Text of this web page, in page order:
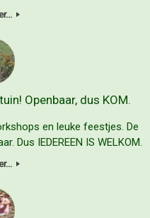
Openbaar, dus KOM.
en leuke feestjes. De
Dus IEDEREEN IS WELKOM.